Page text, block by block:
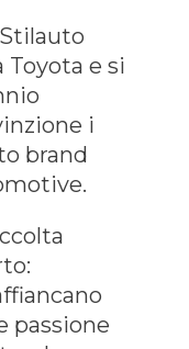
e si
i
brand
passione